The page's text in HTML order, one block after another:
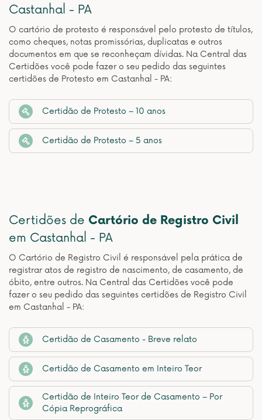
Castanhal - PA
O cartório de protesto é responsável pelo protesto de títulos,
como cheques, notas promissórias, duplicatas e outros
documentos em que se reconheçam dívidas. Na Central das
Certidões você pode fazer o seu pedido das seguintes
certidões de Protesto em Castanhal - PA:
Certidão de Protesto – 10 anos
Certidão de Protesto – 5 anos
Certidões de Cartório de Registro Civil
em Castanhal - PA
O Cartório de Registro Civil é responsável pela prática de
registrar atos de registro de nascimento, de casamento, de
óbito, entre outros. Na Central das Certidões você pode
fazer o seu pedido das seguintes certidões de Registro Civil
em Castanhal - PA:
Certidão de Casamento - Breve relato
Certidão de Casamento em Inteiro Teor
Certidão de Inteiro Teor de Casamento – Por
Cópia Reprográfica